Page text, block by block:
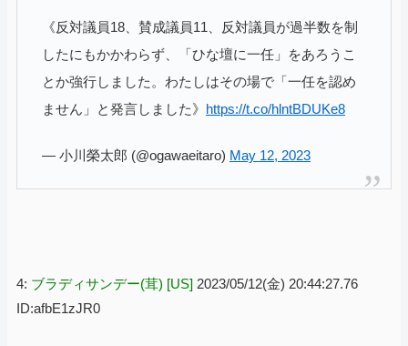
《反対議員18、賛成議員11、反対議員が過半数を制
したにもかかわらず、「ひな壇に一任」をあろうこ
とか強行しました。わたしはその場で「一任を認め
ません」と発言しました》 https://t.co/hlntBDUKe8
— 小川榮太郎 (@ogawaeitaro) May 12, 2023
4: ブラディサンデー(茸) [US] 2023/05/12(金) 20:44:27.76
ID:afbE1zJR0